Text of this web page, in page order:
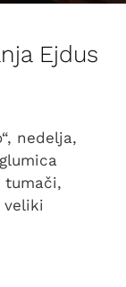
Ejdus
nedelja,
tumači,
veliki